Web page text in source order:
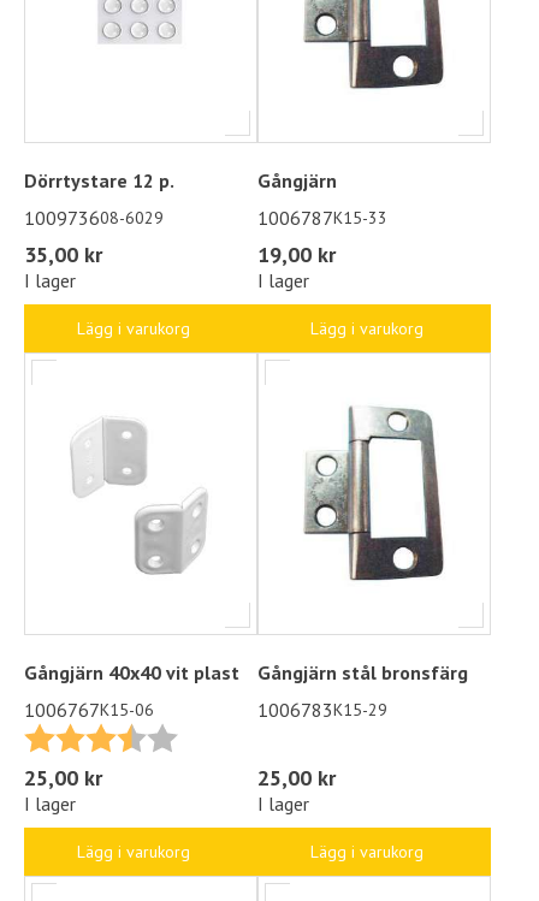
Dörrtystare 12 p.
100973608-6029
35,00 kr
I lager
Lägg i varukorg
Gångjärn
1006787K15-33
19,00 kr
I lager
Lägg i varukorg
Gångjärn 40x40 vit plast
1006767K15-06
Betyg:
3.5 utav 5 stjärnor
25,00 kr
I lager
Lägg i varukorg
Gångjärn stål bronsfärg
1006783K15-29
25,00 kr
I lager
Lägg i varukorg